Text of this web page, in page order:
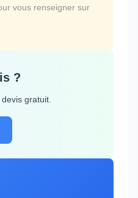
vous renseigner sur
?
gratuit.